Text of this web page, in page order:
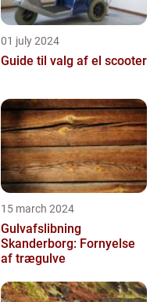
01 july 2024
Guide til valg af el scooter
15 march 2024
Gulvafslibning
Skanderborg: Fornyelse
af trægulve